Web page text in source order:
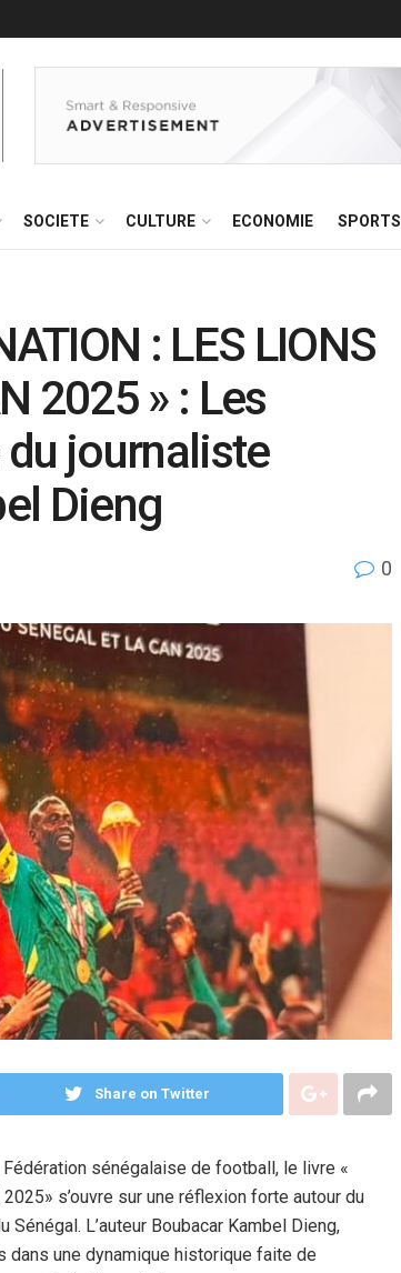
SOCIETE CULTURE ECONOMIE SPORTS
: LES LIONS
2025 » : Les
journaliste
Dieng
0
Share on Twitter
sénégalaise de football, le livre «
s’ouvre sur une réflexion forte autour du
L’auteur Boubacar Kambel Dieng,
une dynamique historique faite de